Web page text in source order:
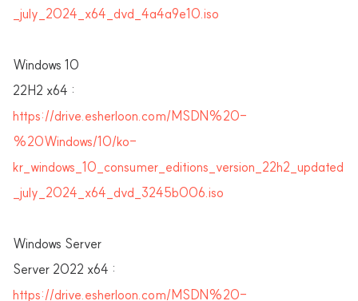
_july_2024_x64_dvd_4a4a9e10.iso
Windows 10
22H2 x64 :
https://drive.esherloon.com/MSDN%20-
%20Windows/10/ko-
kr_windows_10_consumer_editions_version_22h2_updated
_july_2024_x64_dvd_3245b006.iso
Windows Server
Server 2022 x64 :
https://drive.esherloon.com/MSDN%20-